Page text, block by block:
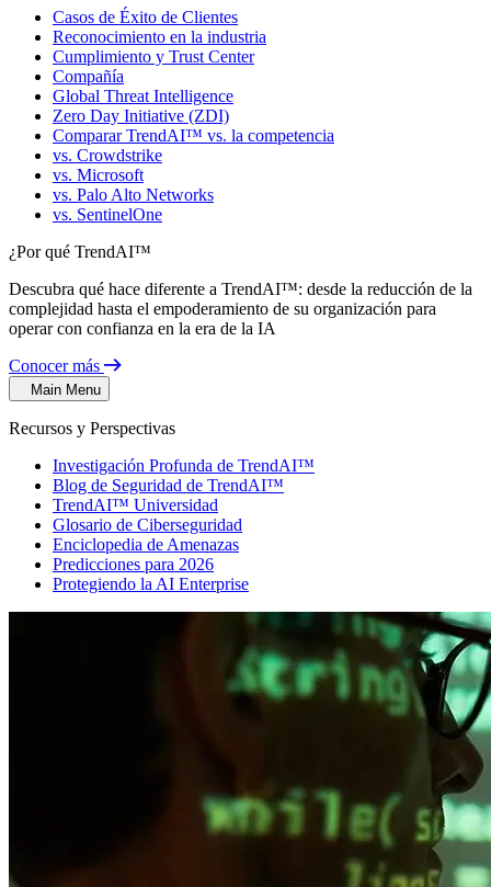
Casos de Éxito de Clientes
Reconocimiento en la industria
Cumplimiento y Trust Center
Compañía
Global Threat Intelligence
Zero Day Initiative (ZDI)
Comparar TrendAI™ vs. la competencia
vs. Crowdstrike
vs. Microsoft
vs. Palo Alto Networks
vs. SentinelOne
¿Por qué TrendAI™
Descubra qué hace diferente a TrendAI™: desde la reducción de la
complejidad hasta el empoderamiento de su organización para
operar con confianza en la era de la IA
Conocer más
Main Menu
Recursos y Perspectivas
Investigación Profunda de TrendAI™
Blog de Seguridad de TrendAI™
TrendAI™ Universidad
Glosario de Ciberseguridad
Enciclopedia de Amenazas
Predicciones para 2026
Protegiendo la AI Enterprise